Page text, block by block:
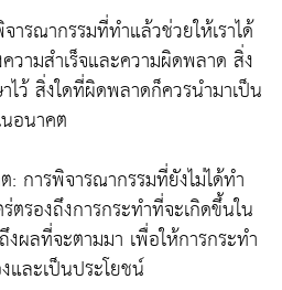
ารณากรรมที่ทำแล้วช่วยให้เราได้
วามสำเร็จและความผิดพลาด สิ่ง
ไว้ สิ่งใดที่ผิดพลาดก็ควรนำมาเป็น
อนาคต
การพิจารณากรรมที่ยังไม่ได้ทำ
ตรองถึงการกระทำที่จะเกิดขึ้นใน
ผลที่จะตามมา เพื่อให้การกระทำ
ละเป็นประโยชน์